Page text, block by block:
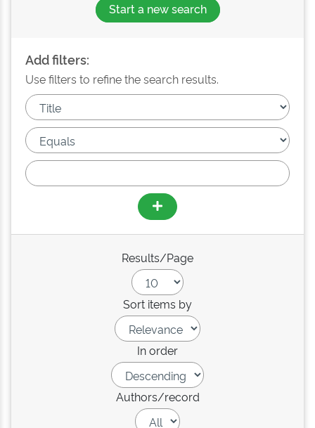
Start a new search
Add filters:
Use filters to refine the search results.
Results/Page
Sort items by
In order
Authors/record